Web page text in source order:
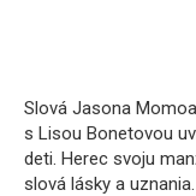
Slová Jasona
s Lisou Bonetovou
deti. Herec svoju
slová lásky a